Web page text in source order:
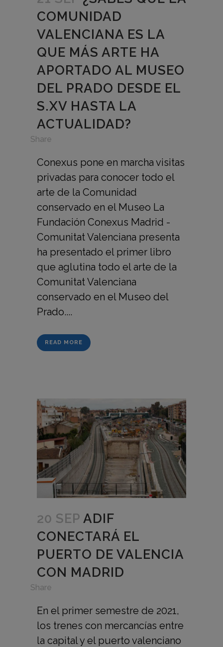
COMUNIDAD
VALENCIANA ES LA
QUE MÁS ARTE HA
APORTADO AL MUSEO
DEL PRADO DESDE EL
S.XV HASTA LA
ACTUALIDAD?
Share
Conexus pone en marcha visitas
privadas para conocer todo el
arte de la Comunidad
conservado en el Museo La
Fundación Conexus Madrid -
Comunitat Valenciana presenta
ha presentado el primer libro
que aglutina todo el arte de la
Comunitat Valenciana
conservado en el Museo del
Prado....
READ MORE
20 SEP ADIF
CONECTARÁ EL
PUERTO DE VALENCIA
CON MADRID
Share
En el primer semestre de 2021,
los trenes con mercancías entre
la capital y el puerto valenciano